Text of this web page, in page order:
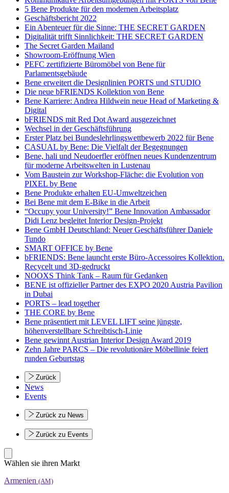
5 Bene Produkte für den modernen Arbeitsplatz
Geschäftsbericht 2022
Ein Abenteuer für die Sinne: THE SECRET GARDEN
Digitalität trifft Sinnlichkeit: THE SECRET GARDEN
The Secret Garden Mailand
Showroom-Eröffnung Wien
PEFC zertifizierte Büromöbel von Bene für
Parlamentsgebäude
Bene erweitert die Designlinien PORTS und STUDIO
Die neue bFRIENDS Kollektion von Bene
Bene Karriere: Andrea Hildwein neue Head of Marketing &
Digital
bFRIENDS mit Red Dot Award ausgezeichnet
Wechsel in der Geschäftsführung
Erster Platz bei Bundeslehrlingswettbewerb 2022 für Bene
CASUAL by Bene: Die Vielfalt der Begegnungen
Bene, hali und Neudoerfler eröffnen neues Kundenzentrum
für moderne Arbeitswelten in Lustenau
Vom Baustein zur Workshop-Fläche: die Evolution von
PIXEL by Bene
Bene Produkte erhalten EU-Umweltzeichen
Bei Bene mit dem E-Bike in die Arbeit
“Occupy your University!” Bene Innovation Ambassador
Didi Lenz begleitet Interior Design-Projekt
Bene GmbH Deutschland: Neuer Geschäftsführer Daniele
Tundo
SMART OFFICE by Bene
bFRIENDS: Bene launcht erste Büro-Accessoires Kollektion.
Recycelt und 3D-gedruckt
NOOXS Think Tank – Raum für Gedanken
BENE ist offizieller Partner des EXPO 2020 Austria Pavilion
in Dubai
PORTS – lead together
THE CORE by Bene
Bene präsentiert mit LEVEL LIFT seine jüngste,
höhenverstellbare Schreibtisch-Linie
Bene gewinnt Austrian Interior Design Award 2019
Zehn Jahre PARCS – Die revolutionäre Möbellinie feiert
runden Geburtstag
Zurück
News
Events
Zurück zu News
Zurück zu Events
Wählen sie ihren Markt
Armenien (AM)